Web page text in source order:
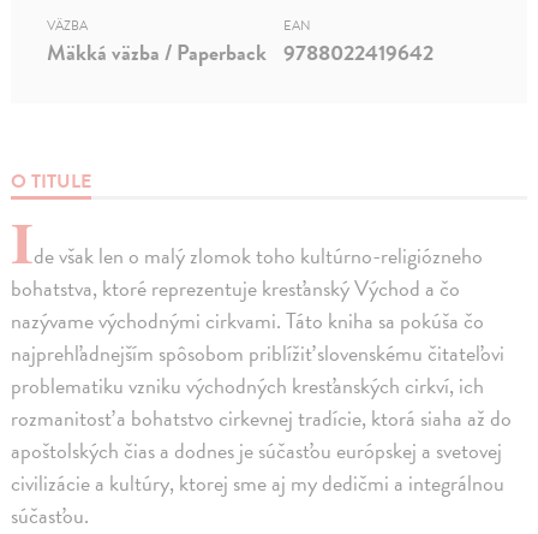
O TITULE
Ide však len o malý zlomok toho kultúrno-religiózneho
bohatstva, ktoré reprezentuje kresťanský Východ a čo
nazývame východnými cirkvami. Táto kniha sa pokúša čo
najprehľadnejším spôsobom priblížiť slovenskému čitateľovi
problematiku vzniku východných kresťanských cirkví, ich
rozmanitosť a bohatstvo cirkevnej tradície, ktorá siaha až do
apoštolských čias a dodnes je súčasťou európskej a svetovej
civilizácie a kultúry, ktorej sme aj my dedičmi a integrálnou
súčasťou.
VÄZBA
Mäkká väzba / Paperback
EAN
9788022419642